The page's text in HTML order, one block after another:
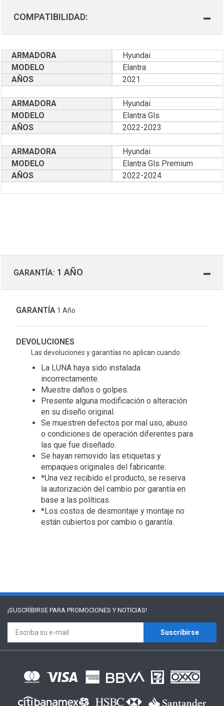
COMPATIBILIDAD:
ARMADORA
Hyundai
MODELO
Elantra
AÑOS
2021
ARMADORA
Hyundai
MODELO
Elantra Gls
AÑOS
2022-2023
ARMADORA
Hyundai
MODELO
Elantra Gls Premium
AÑOS
2022-2024
GARANTÍA: 1 AÑO
GARANTÍA 1 Año
DEVOLUCIONES
Las devoluciones y garantías no aplican cuando:
La LUNA haya sido instalada
incorrectamente.
Muestre daños o golpes.
Presente alguna modificación o alteración
en su diseño original.
Se muestren defectos por mal uso, abuso
o condiciones de operación diferentes para
las que fue diseñado.
Se hayan removido las etiquetas y
empaques originales del fabricante.
*Una vez recibido el producto, se reserva
la autorización del cambio por garantía en
base a las políticas.
*Los costos de desmontaje y montaje no
están cubiertos por cambio o garantía.
¡SUSCRÍBIRSE PARA PROMOCIONES Y NOTICIAS!
Suscríbirse